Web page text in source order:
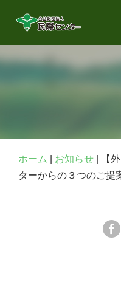
お問い
ホーム お知らせ
【
ターからの３つのご提